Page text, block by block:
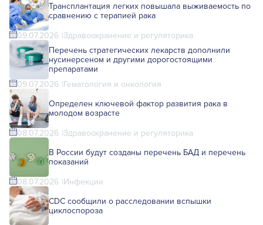
Трансплантация легких повышала выживаемость по
сравнению с терапией рака
09.07.2026 Здравоохранение и регуляторика
Перечень стратегических лекарств дополнили
нусинерсеном и другими дорогостоящими
препаратами
09.07.2026 Гематология и онкология
Определен ключевой фактор развития рака в
молодом возрасте
08.07.2026 Здравоохранение и регуляторика
В России будут созданы перечень БАД и перечень
показаний
08.07.2026 Инфекции
CDC сообщили о расследовании вспышки
циклоспороза